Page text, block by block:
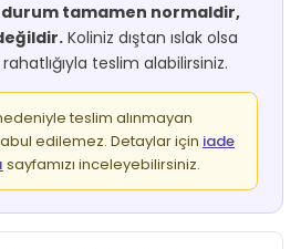
durum tamamen normaldir,
Koliniz dıştan ıslak olsa
teslim alabilirsiniz.
teslim alınmayan
edilemez. Detaylar için iade
sayfamızı inceleyebilirsiniz.